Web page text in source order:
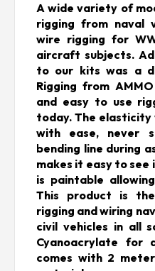
A wide variety of
rigging from naval
wire rigging for
aircraft subjects.
to our kits was a
Rigging from
and easy to use
today. The elasticity
with ease, never
bending line during
makes it easy to see
is paintable
This product is
rigging and wiring
civil vehicles in all
Cyanoacrylate for
comes with 2